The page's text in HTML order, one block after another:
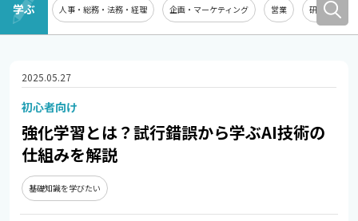
学ぶ 人事・総務・法務・経理 企画・マーケティング 営業 研究開発
2025.05.27
初心者向け
強化学習とは？試行錯誤から学ぶAI技術の
仕組みを解説
基礎知識を学びたい